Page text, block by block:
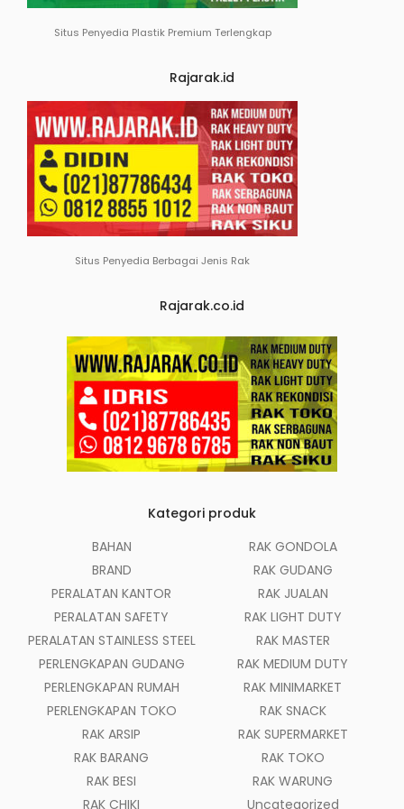
Situs Penyedia Plastik Premium Terlengkap
Rajarak.id
Situs Penyedia Berbagai Jenis Rak
Rajarak.co.id
Kategori produk
BAHAN
BRAND
PERALATAN KANTOR
PERALATAN SAFETY
PERALATAN STAINLESS STEEL
PERLENGKAPAN GUDANG
PERLENGKAPAN RUMAH
PERLENGKAPAN TOKO
RAK ARSIP
RAK BARANG
RAK BESI
RAK CHIKI
RAK GONDOLA
RAK GUDANG
RAK JUALAN
RAK LIGHT DUTY
RAK MASTER
RAK MEDIUM DUTY
RAK MINIMARKET
RAK SNACK
RAK SUPERMARKET
RAK TOKO
RAK WARUNG
Uncategorized